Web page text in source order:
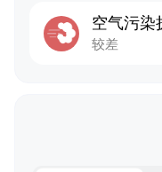
空气污染
较差